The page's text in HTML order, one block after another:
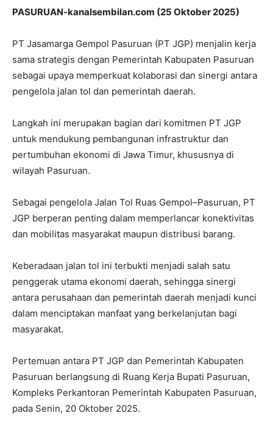
PASURUAN-kanalsembilan.com (25 Oktober 2025)
PT Jasamarga Gempol Pasuruan (PT JGP) menjalin kerja
sama strategis dengan Pemerintah Kabupaten Pasuruan
sebagai upaya memperkuat kolaborasi dan sinergi antara
pengelola jalan tol dan pemerintah daerah.
Langkah ini merupakan bagian dari komitmen PT JGP
untuk mendukung pembangunan infrastruktur dan
pertumbuhan ekonomi di Jawa Timur, khususnya di
wilayah Pasuruan.
Sebagai pengelola Jalan Tol Ruas Gempol–Pasuruan, PT
JGP berperan penting dalam memperlancar konektivitas
dan mobilitas masyarakat maupun distribusi barang.
Keberadaan jalan tol ini terbukti menjadi salah satu
penggerak utama ekonomi daerah, sehingga sinergi
antara perusahaan dan pemerintah daerah menjadi kunci
dalam menciptakan manfaat yang berkelanjutan bagi
masyarakat.
Pertemuan antara PT JGP dan Pemerintah Kabupaten
Pasuruan berlangsung di Ruang Kerja Bupati Pasuruan,
Kompleks Perkantoran Pemerintah Kabupaten Pasuruan,
pada Senin, 20 Oktober 2025.